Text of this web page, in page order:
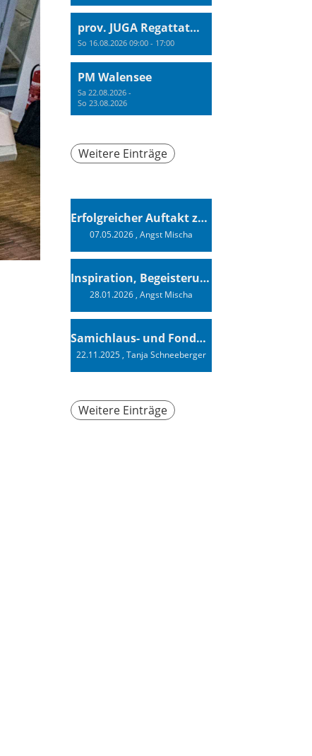
prov. JUGA Regattatraining
So 16.08.2026 09:00 - 17:00
PM Walensee
Sa 22.08.2026 -
So 23.08.2026
Weitere Einträge
Erfolgreicher Auftakt zur Swiss Sailing Challenge League 2026
07.05.2026, Angst Mischa
Inspiration, Begeisterung - Ein Vortrag von Vendée-Globe-Finisher Oliver Heer
28.01.2026, Angst Mischa
Samichlaus- und Fonduabend
22.11.2025, Tanja Schneeberger
Weitere Einträge